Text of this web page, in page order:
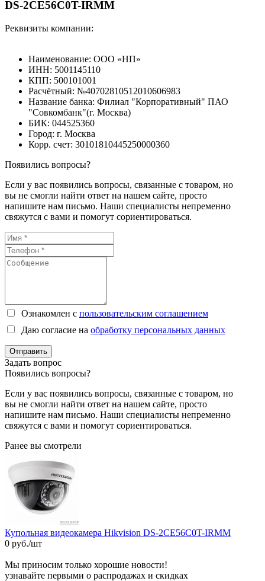
DS-2CE56C0T-IRMM
Реквизиты компании:
Наименование: ООО «НП»
ИНН: 5001145110
КПП: 500101001
Расчётный: №40702810512010606983
Название банка: Филиал "Корпоративный" ПАО
"Совкомбанк"(г. Москва)
БИК: 044525360
Город: г. Москва
Корр. счет: 30101810445250000360
Появились вопросы?
Если у вас появились вопросы, связанные с товаром, но
вы не смогли найти ответ на нашем сайте, просто
напишите нам письмо. Наши специалисты непременно
свяжутся с вами и помогут сориентироваться.
Ознакомлен с пользовательским соглашением
Даю согласие на обработку персональных данных
Отправить
Задать вопрос
Появились вопросы?
Если у вас появились вопросы, связанные с товаром, но
вы не смогли найти ответ на нашем сайте, просто
напишите нам письмо. Наши специалисты непременно
свяжутся с вами и помогут сориентироваться.
Ранее вы смотрели
Купольная видеокамера Hikvision DS-2CE56C0T-IRMM
0 руб./шт
Мы приносим только хорошие новости!
узнавайте первыми о распродажах и скидках